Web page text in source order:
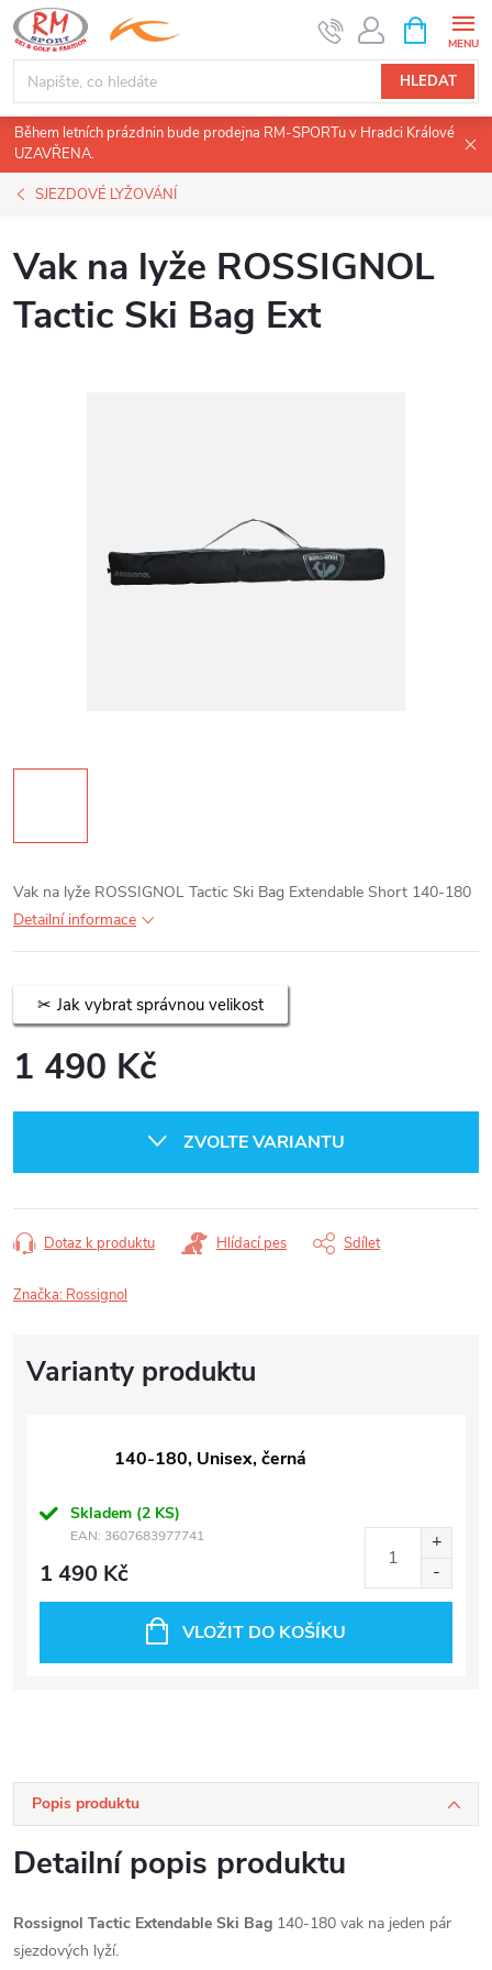
Přejít
na
obsah
HLEDAT
NÁKUPNÍ
KOŠÍK
Během letních prázdnin bude prodejna RM-SPORTu v Hradci Králové
UZAVŘENA.
SJEZDOVÉ LYŽOVÁNÍ
Vak na lyže ROSSIGNOL
Tactic Ski Bag Ext
Vak na lyže ROSSIGNOL Tactic Ski Bag Extendable Short 140-180
Detailní informace
Jak vybrat správnou velikost
1 490 Kč
ZVOLTE VARIANTU
Dotaz k produktu Hlídací pes Sdílet
Značka: Rossignol
140-180, Unisex, černá
Skladem (2 KS)
EAN: 3607683977741
1 490 Kč
VLOŽIT DO KOŠÍKU
Popis produktu
Detailní popis produktu
Rossignol Tactic Extendable Ski Bag 140-180 vak na jeden pár
sjezdových lyží.